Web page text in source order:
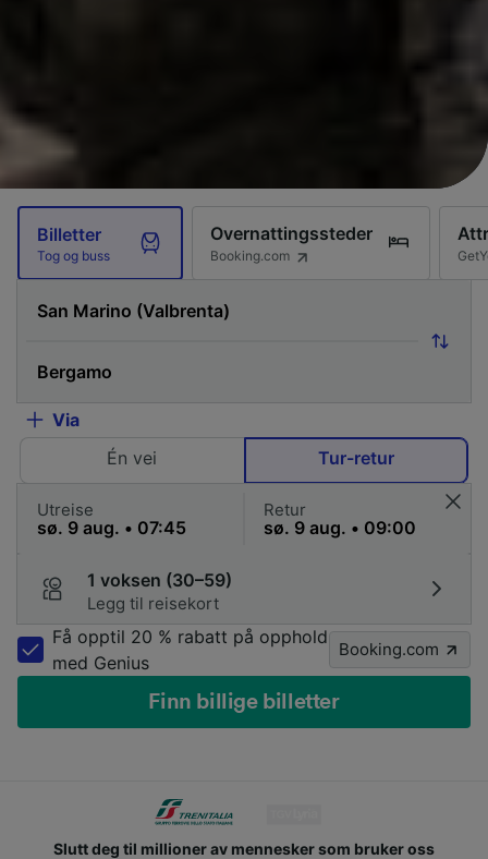
Billetter
Tog og buss
Overnattingssteder
Booking.com
Via
Én vei
Tur-retur
Utreise Retur
1 voksen (30–59)
Legg til reisekort
Få opptil 20 % rabatt på opphold
med Genius
Booking.com
Finn billige billetter
Slutt deg til millioner av mennesker som bruker oss